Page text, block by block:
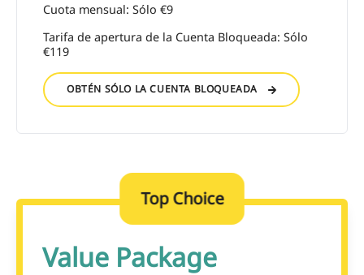
Cuota mensual: Sólo €9
Tarifa de apertura de la Cuenta Bloqueada: Sólo
€119
OBTÉN SÓLO LA CUENTA BLOQUEADA
Top Choice
Value Package